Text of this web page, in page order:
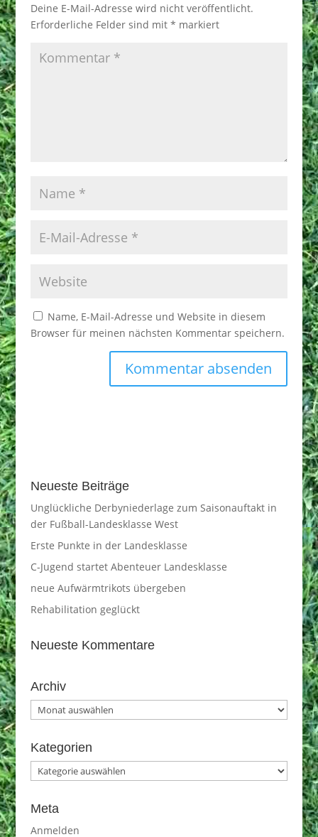
Deine E-Mail-Adresse wird nicht veröffentlicht.
Erforderliche Felder sind mit * markiert
Name, E-Mail-Adresse und Website in diesem
Browser für meinen nächsten Kommentar speichern.
Neueste Beiträge
Unglückliche Derbyniederlage zum Saisonauftakt in
der Fußball-Landesklasse West
Erste Punkte in der Landesklasse
C-Jugend startet Abenteuer Landesklasse
neue Aufwärmtrikots übergeben
Rehabilitation geglückt
Neueste Kommentare
Archiv
Archiv
Kategorien
Kategorien
Meta
Anmelden